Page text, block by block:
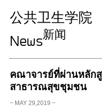
公共卫生学院
新闻
News
คณาจารย์ที่ผ่านหลัก
สาธารณสุขชุมชน
− MAY 29,2019 −